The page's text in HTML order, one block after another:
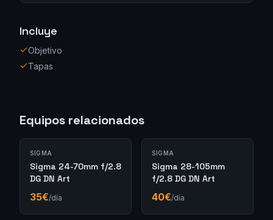
Incluye
Objetivo
Tapas
Equipos relacionados
SIGMA
Sigma 24-70mm f/2.8
DG DN Art
35€/día
SIGMA
Sigma 28-105mm
f/2.8 DG DN Art
40€/día